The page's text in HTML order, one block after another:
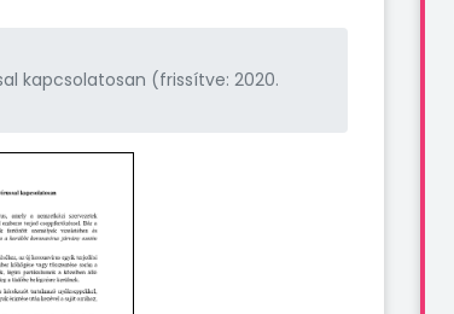
kapcsolatosan (frissítve: 2020.